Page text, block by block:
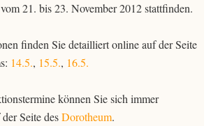
21. bis 23. November 2012 stattfinden.
finden Sie detailliert online auf der Seite
14.5., 15.5., 16.5.
können Sie sich immer
Seite desDorotheum.